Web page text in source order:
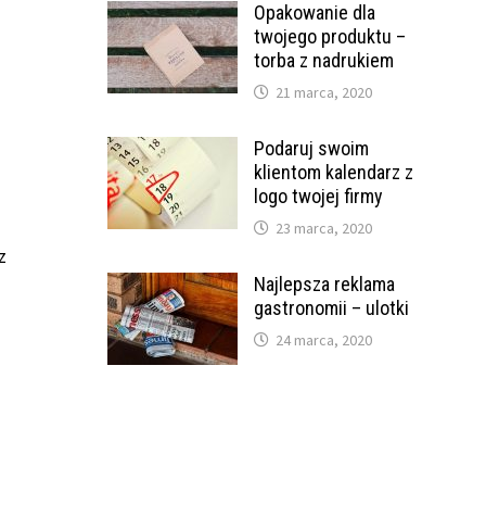
Opakowanie dla
twojego produktu –
torba z nadrukiem
21 marca, 2020
Podaruj swoim
klientom kalendarz z
logo twojej firmy
23 marca, 2020
Najlepsza reklama
gastronomii – ulotki
24 marca, 2020